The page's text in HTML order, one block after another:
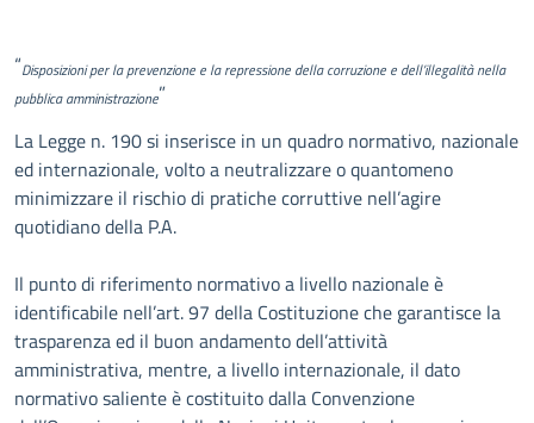
Descrizione
“Disposizioni per la prevenzione e la repressione della corruzione e dell’illegalità nella
pubblica amministrazione”
La Legge n. 190 si inserisce in un quadro normativo, nazionale
ed internazionale, volto a neutralizzare o quantomeno
minimizzare il rischio di pratiche corruttive nell’agire
quotidiano della P.A.
Il punto di riferimento normativo a livello nazionale è
identificabile nell’art. 97 della Costituzione che garantisce la
trasparenza ed il buon andamento dell’attività
amministrativa, mentre, a livello internazionale, il dato
normativo saliente è costituito dalla Convenzione